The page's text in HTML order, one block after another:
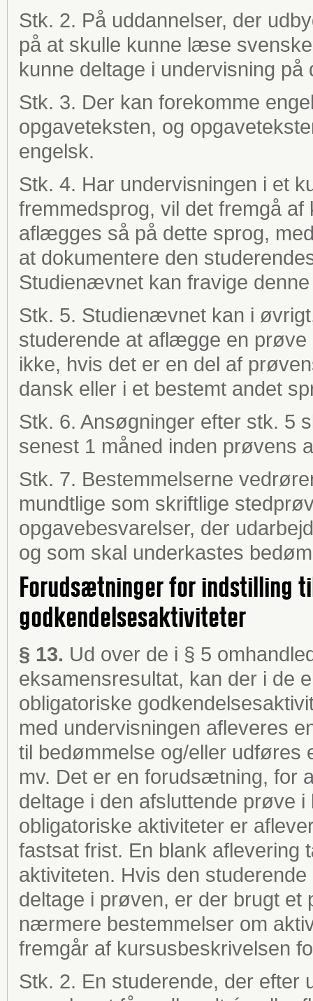
Stk. 2. På uddannelser, der
på at skulle kunne læse
kunne deltage i undervisning på
Stk. 3. Der kan forekomme
opgaveteksten, og
engelsk.
Stk. 4. Har undervisningen i et
fremmedsprog, vil det fremgå
aflægges så på dette sprog,
at dokumentere den
Studienævnet kan fravige
Stk. 5. Studienævnet kan i
studerende at aflægge en
ikke, hvis det er en del af
dansk eller i et bestemt andet
Stk. 6. Ansøgninger efter stk. 5
senest 1 måned inden prøvens
Stk. 7. Bestemmelserne
mundtlige som skriftlige
opgavebesvarelser, der
og som skal underkastes
Forudsætninger for indstilling
godkendelsesaktiviteter
§ 13. Ud over de i § 5
eksamensresultat, kan der i de
obligatoriske
med undervisningen afleveres
til bedømmelse og/eller
mv. Det er en forudsætning, for
deltage i den afsluttende prøve
obligatoriske aktiviteter er
fastsat frist. En blank
aktiviteten. Hvis den
deltage i prøven, er der brugt
nærmere bestemmelser om
fremgår af kursusbeskrivelsen
Stk. 2. En studerende, der efter